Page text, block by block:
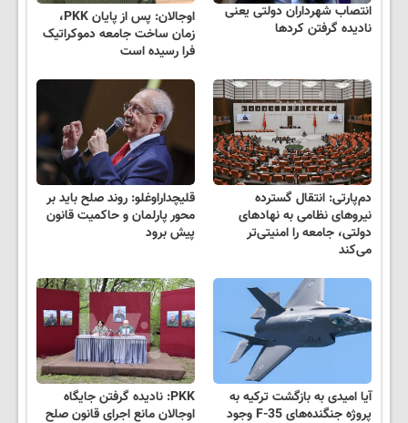
انتصاب شهرداران دولتی یعنی
نادیده گرفتن کردها
اوجالان: پس از پایان PKK،
زمان ساخت جامعه دموکراتیک
فرا رسیده است
دم‌پارتی: انتقال گسترده
نیروهای نظامی به نهادهای
دولتی، جامعه را امنیتی‌تر
می‌کند
قلیچداراوغلو: روند صلح باید بر
محور پارلمان و حاکمیت قانون
پیش برود
آیا امیدی به بازگشت ترکیه به
پروژه جنگنده‌های F-35 وجود
PKK: نادیده گرفتن جایگاه
اوجالان مانع اجرای قانون صلح